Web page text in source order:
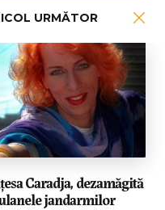
URMĂTOR
Caradja, dezamăgită
jandarmilor
acord cuPolitica de